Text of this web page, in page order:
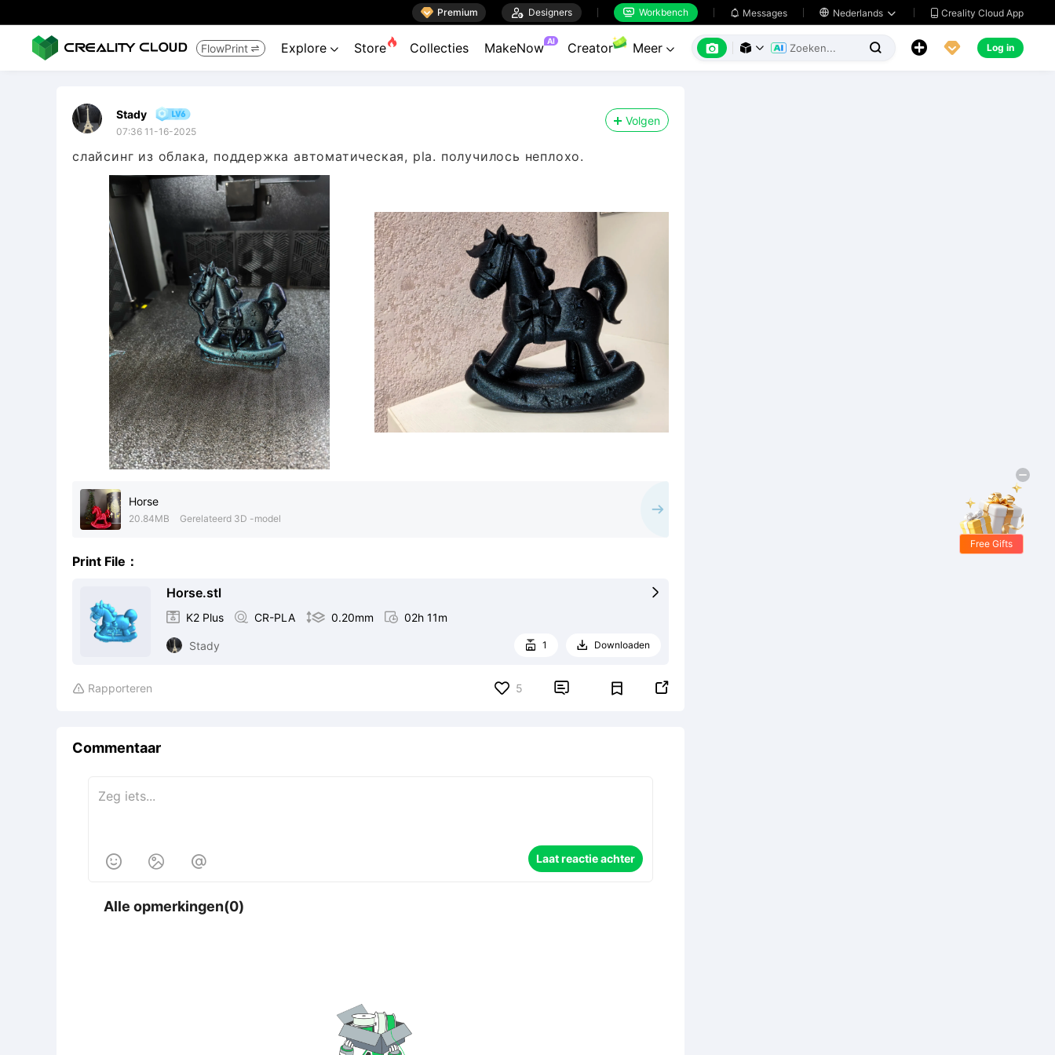
 Premium  Designers  Workbench  Messages  Nederlands   Creality Cloud App
FlowPrint  Explore  Store Collecties MakeNow AI Creator Meer        Log in
Stady
07:36 11-16-2025
Volgen
слайсинг из облака, поддержка автоматическая, pla. получилось неплохо.
Horse
20.84MB Gerelateerd 3D -model
Print File：
Horse.stl

 K2 Plus  CR-PLA  0.20mm  02h 11m
Stady  1  Downloaden
 Rapporteren 5  
Commentaar
   Laat reactie achter
Alle opmerkingen(0)
Free Gifts